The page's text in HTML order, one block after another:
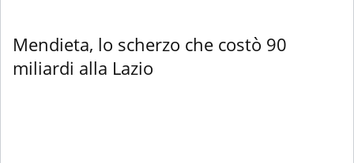
Mendieta, lo scherzo che costò 90
miliardi alla Lazio